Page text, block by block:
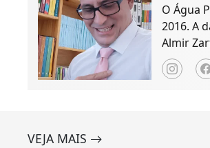
O Água
2016. A
Almir
de
VEJA MAIS